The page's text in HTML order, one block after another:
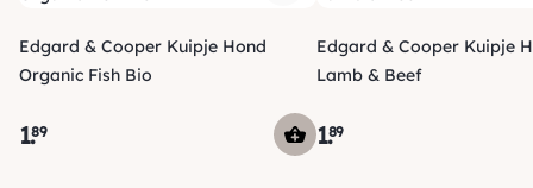
Edgard & Cooper Kuipje Hond
Organic Fish Bio
1.89
Edgard & Cooper Kuipje
Lamb & Beef
1.89